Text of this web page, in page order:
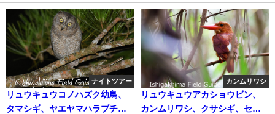
ナイトツアー
リュウキュウコノハズク幼鳥、
タマシギ、ヤエヤマハラブチガ
カンムリワシ
リュウキュウアカショウビン、
カンムリワシ、クサシギ、セイ